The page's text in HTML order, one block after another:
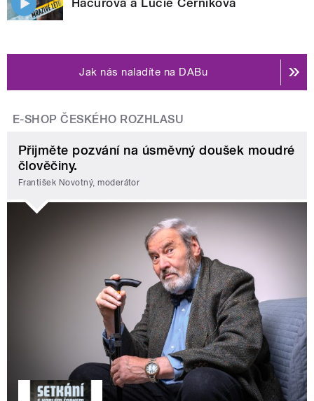
Hacurová a Lucie Černíková
Jak nás naladíte na DABu
E-SHOP ČESKÉHO ROZHLASU
Přijměte pozvání na úsměvný doušek moudré
člověčiny.
František Novotný, moderátor